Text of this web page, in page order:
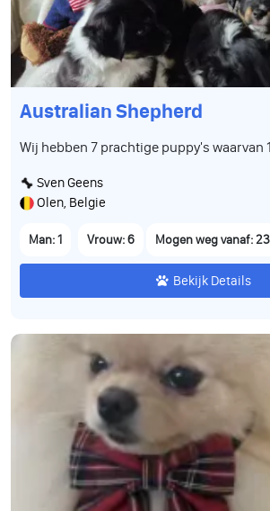
Australian Shepherd
Wij hebben 7 prachtige puppy's waarvan
Sven Geens
Olen, Belgie
Man: 1 Vrouw: 6 Mogen weg vanaf:
Bekijk Details